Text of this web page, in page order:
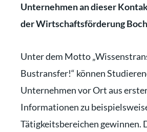
Unternehmen an dieser
der Wirtschaftsförderung
Unter dem Motto
Bustransfer!“ können
Unternehmen vor Ort aus
Informationen zu
Tätigkeitsbereichen gewinnen.